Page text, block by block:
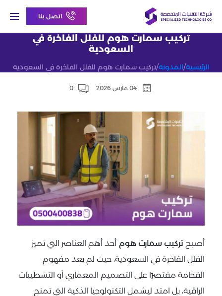
اتصل بنا
تركيب سمارت هوم للفلل الفاخرة في
السعودية
الرئيسية/المدونة/تركيب سمارت هوم للفلل الفاخرة في السعودية
04 مارس 2026 0
أصبح تركيب سمارت هوم أحد أهم العناصر التي تميز
الفلل الفاخرة في السعودية، حيث لم يعد مفهوم
الفخامة مقتصرًا على التصميم المعماري أو التشطيبات
الراقية، بل امتد ليشمل التكنولوجيا الذكية التي تمنح